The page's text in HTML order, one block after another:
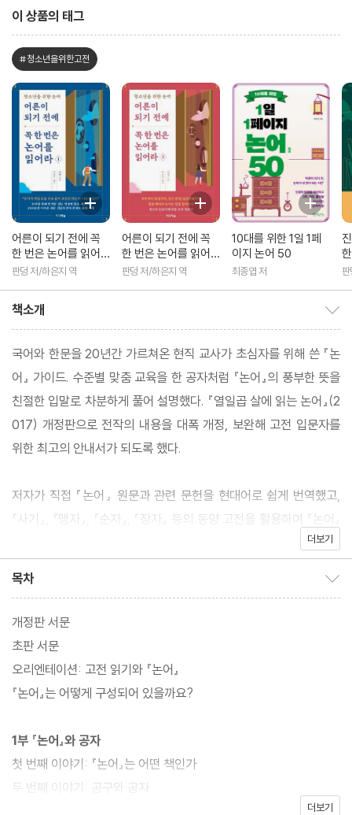
이 상품의 태그
#청소년을위한고전
어른이 되기 전에 꼭
한 번은 논어를 읽어
라 1
판덩 저/하은지 역
어른이 되기 전에 꼭
한 번은 논어를 읽어
라 2
판덩 저/하은지 역
10대를 위한 1일 1페
이지 논어 50
최종엽 저
책소개
국어와 한문을 20년간 가르쳐온 현직 교사가 초심자를 위해 쓴 『논
어』 가이드. 수준별 맞춤 교육을 한 공자처럼 『논어』의 풍부한 뜻을
친절한 입말로 차분하게 풀어 설명했다. 『열일곱 살에 읽는 논어』(2
017) 개정판으로 전작의 내용을 대폭 개정, 보완해 고전 입문자를
위한 최고의 안내서가 되도록 했다.
저자가 직접 『논어』 원문과 관련 문헌을 현대어로 쉽게 번역했고,
『사기』, 『맹자』, 『순자』, 『장자』 등의 동양 고전을 활용하여 『논어』
에 대한 풍부한 해석을 제공하고 이를 통해 고전에 대한 이해력과 접
리엔테이션」과 「『논어』는 어떻게 구성되어 있을까요?」, 『논어』를
읽으면서 생길 법한 질문과 그에 대한 답변을 제시한 「질문 있어요」
는 고전 해석의 어려움을 입문자의 눈높이에서 해소해줄 것이다.
저자는 특히 『논어』에 담긴 “지혜”에 주목해, 『논어』를 통해 ‘좋은
면, 나를 성장시키면서 타인과 함께 살아가는 능력이 필요하다. 개인
은 사람다움[仁], 배움[學]과 즐거움[說], 곧음[直], 허물과 살핌
[省], 과유불급(過猶不及)과 중용(中庸)의 미덕을 갖추어야 하
고, 공동체를 이루고 살아가려면 배려[恕], 효(孝), 벗을 사귀는 법,
더보기
목차
개정판 서문
초판 서문
오리엔테이션: 고전 읽기와 『논어』
『논어』는 어떻게 구성되어 있을까요?
1부 『논어』와 공자
첫 번째 이야기: 『논어』는 어떤 책인가
두 번째 이야기: 공구와 공자
더보기